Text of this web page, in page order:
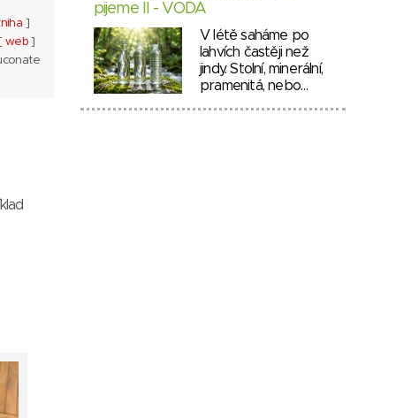
]
web]
pijeme II - VODA
V létě saháme po
lahvích častěji než
jindy. Stolní, minerální,
pramenitá, nebo…